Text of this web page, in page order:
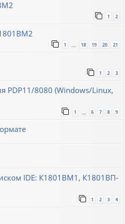
1 2
1 18 19 20 21
1 2 3
PDP11/8080 (Windows/Linux,
1 … 6 7 8 9
IDE: К1801ВМ1, К1801ВП-
1 2 3 4